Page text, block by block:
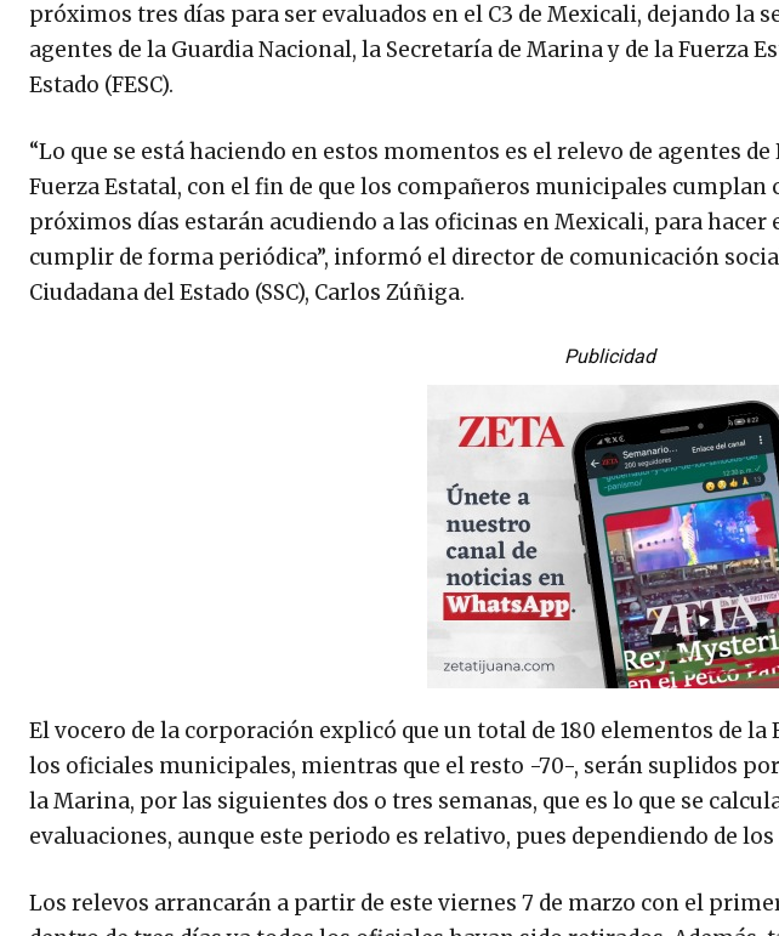
próximos tres días para ser evaluados en el C3 de Mexicali, dejando la
agentes de la Guardia Nacional, la Secretaría de Marina y de la Fuerza
Estado (FESC).
“Lo que se está haciendo en estos momentos es el relevo de agentes
Fuerza Estatal, con el fin de que los compañeros municipales cumplan
próximos días estarán acudiendo a las oficinas en Mexicali, para hacer
cumplir de forma periódica”, informó el director de comunicación
Ciudadana del Estado (SSC), Carlos Zúñiga.
Publicidad
El vocero de la corporación explicó que un total de 180 elementos de la
los oficiales municipales, mientras que el resto -70-, serán suplidos
la Marina, por las siguientes dos o tres semanas, que es lo que se
evaluaciones, aunque este periodo es relativo, pues dependiendo de
Los relevos arrancarán a partir de este viernes 7 de marzo con el